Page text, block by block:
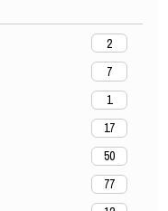
2
7
1
17
50
77